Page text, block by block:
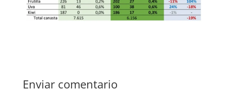
Enviar comentario